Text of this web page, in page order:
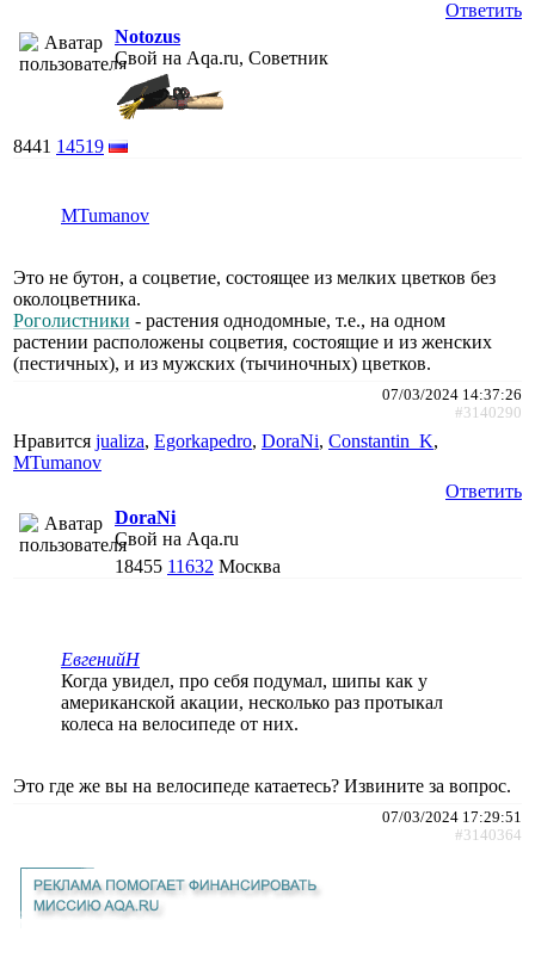
Ответить
Notozus
Свой на Aqa.ru, Советник
8441 14519
MTumanov
Это не бутон, а соцветие, состоящее из мелких цветков без
околоцветника.
Роголистники - растения однодомные, т.е., на одном
растении расположены соцветия, состоящие и из женских
(пестичных), и из мужских (тычиночных) цветков.
07/03/2024 14:37:26
#3140290
Нравится jualiza, Egorkapedro, DoraNi, Constantin_K,
MTumanov
Ответить
DoraNi
Свой на Aqa.ru
18455 11632 Москва
ЕвгенийН
Когда увидел, про себя подумал, шипы как у
американской акации, несколько раз протыкал
колеса на велосипеде от них.
Это где же вы на велосипеде катаетесь? Извините за вопрос.
07/03/2024 17:29:51
#3140364